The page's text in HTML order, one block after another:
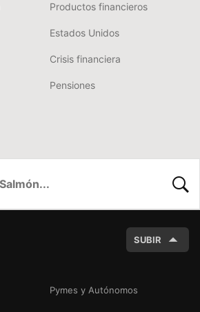
Productos financieros
Estados Unidos
Crisis financiera
Pensiones
SUBIR
Pymes y Autónomos